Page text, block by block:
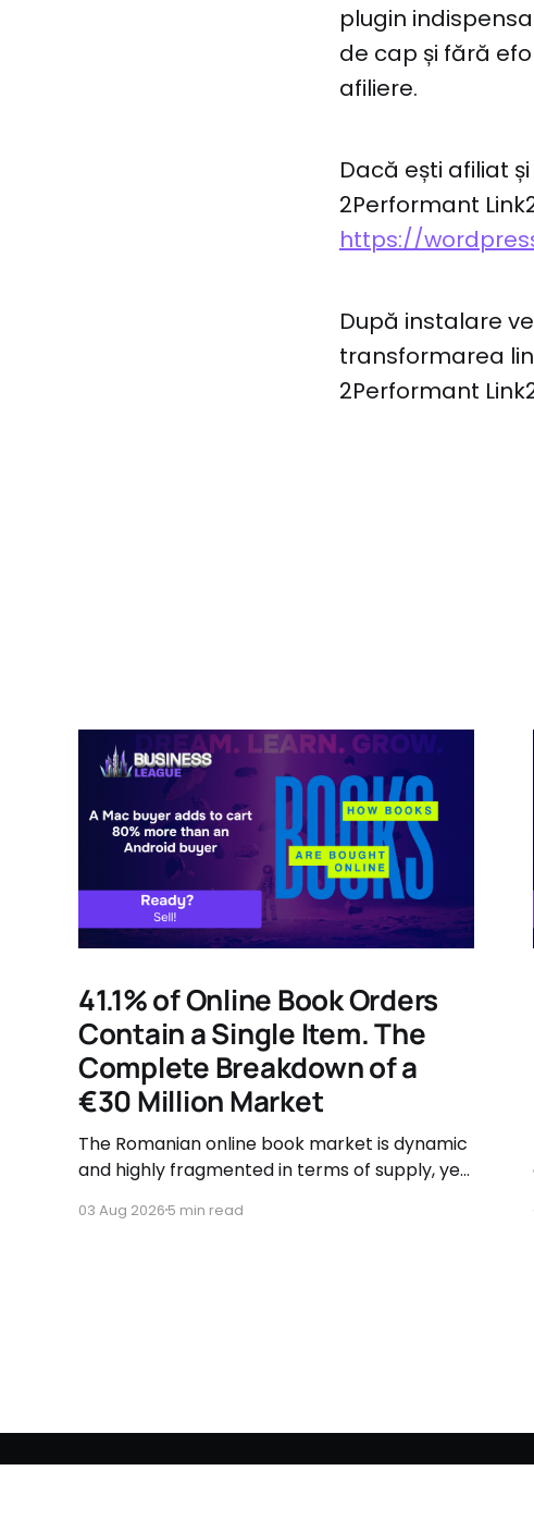
plugin
de cap și fără
afiliere.
Dacă ești afiliat
2Performant
https://
După instalare
transformarea
2Performant
41.1% of Online Book Orders
Contain a Single Item. The
Complete Breakdown of a
€30 Million Market
The Romanian online book market is dynamic
and highly fragmented in terms of supply, yet
when it comes to user behavior.
03 Aug 2026 5 min read